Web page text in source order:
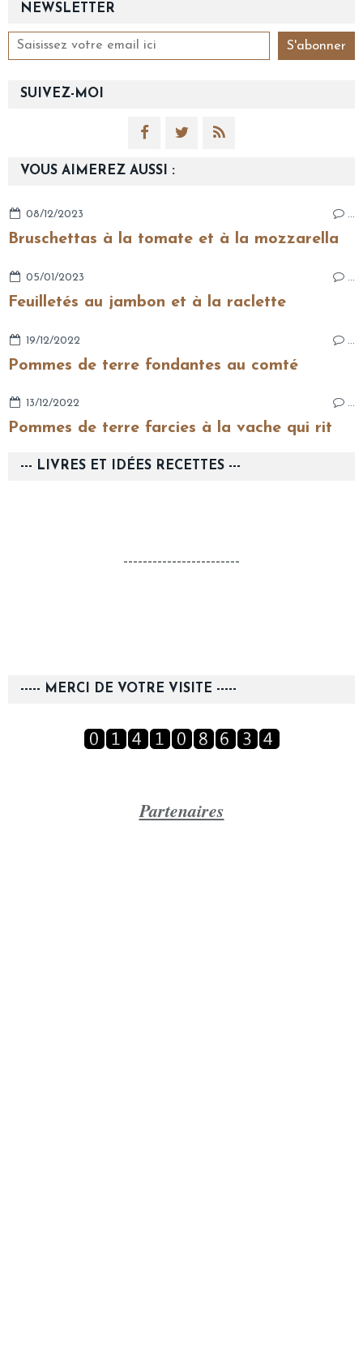
NEWSLETTER
SUIVEZ-MOI
VOUS AIMEREZ AUSSI :
08/12/2023 …
Bruschettas à la tomate et à la mozzarella
05/01/2023 …
Feuilletés au jambon et à la raclette
19/12/2022
Pommes de terre fondantes au comté
13/12/2022 …
Pommes de terre farcies à la vache qui rit
--- LIVRES ET IDÉES RECETTES ---
------------------------
----- MERCI DE VOTRE VISITE -----
Partenaires